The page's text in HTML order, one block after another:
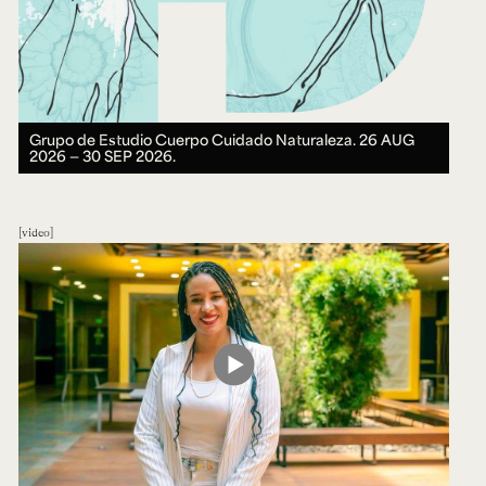
Grupo de Estudio Cuerpo Cuidado Naturaleza.26 AUG
2026 ― 30 SEP 2026.
video